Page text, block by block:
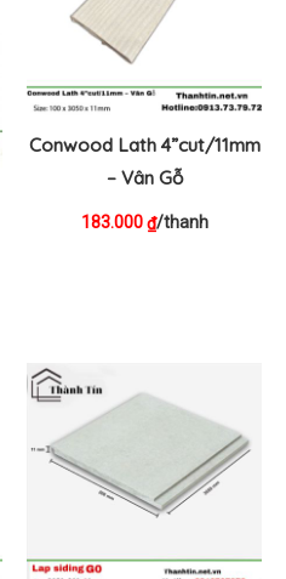
Conwood Lath 4”cut/11mm
– Vân Gỗ
183.000₫/thanh